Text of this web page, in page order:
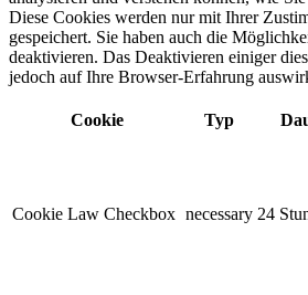
Diese Cookies werden nur mit Ihrer
gespeichert. Sie haben auch die
deaktivieren. Das Deaktivieren einiger
jedoch auf Ihre Browser-Erfahrung
Cookie Typ
Cookie Law Checkbox necessary 24